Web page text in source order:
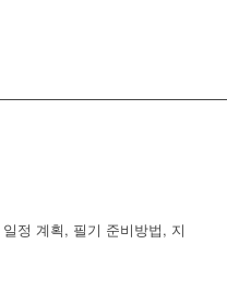
정 계획, 필기 준비방법, 지